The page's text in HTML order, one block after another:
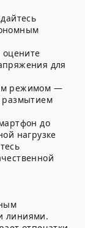
для
режимом —
размытием
до
нагрузке
линиями.